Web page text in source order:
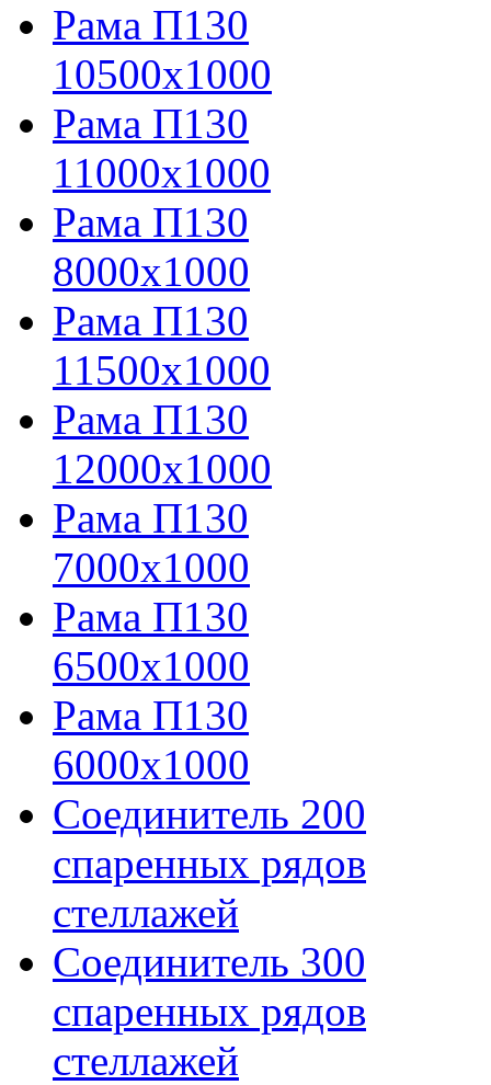
Рама П130
10500х1000
Рама П130
11000х1000
Рама П130
8000х1000
Рама П130
11500х1000
Рама П130
12000х1000
Рама П130
7000х1000
Рама П130
6500х1000
Рама П130
6000х1000
Соединитель 200
спаренных рядов
стеллажей
Соединитель 300
спаренных рядов
стеллажей